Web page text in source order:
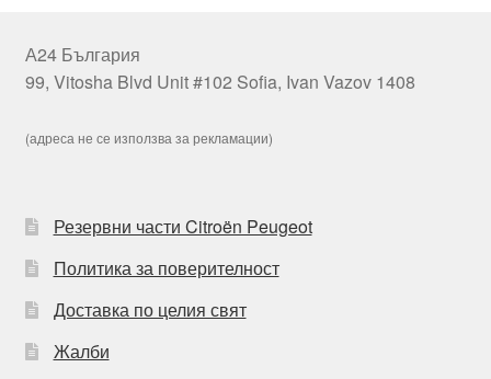
А24 България
99, Vitosha Blvd Unit #102 Sofia, Ivan Vazov 1408
(адреса не се използва за рекламации)
Резервни части Citroën Peugeot
Политика за поверителност
Доставка по целия свят
Жалби